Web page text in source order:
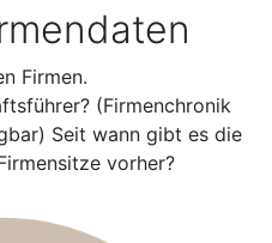
Firmen.
(Firmenchronik
Seit wann gibt es die
vorher?